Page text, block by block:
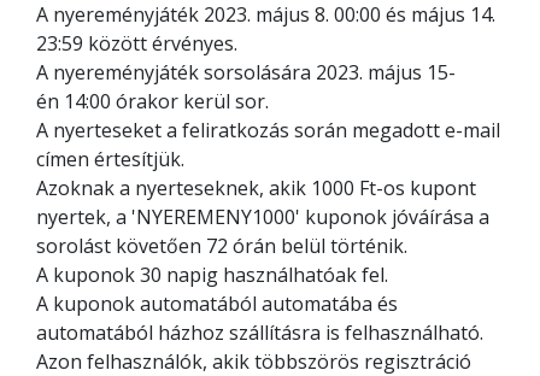
A nyereményjáték 2023. május 8. 00:00 és május 14.
23:59 között érvényes.
A nyereményjáték sorsolására 2023. május 15-
én 14:00 órakor kerül sor.
A nyerteseket a feliratkozás során megadott e-mail
címen értesítjük.
Azoknak a nyerteseknek, akik 1000 Ft-os kupont
nyertek, a 'NYEREMENY1000' kuponok jóváírása a
sorolást követően 72 órán belül történik.
A kuponok 30 napig használhatóak fel.
A kuponok automatából automatába és
automatából házhoz szállításra is felhasználható.
Azon felhasználók, akik többszörös regisztráció